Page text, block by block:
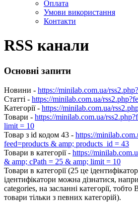
Оплата
Умови використання
Контакти
RSS канали
Основні запити
Новини - https://minilab.com.ua/
Статті - https://minilab.com.ua/
Категорії - https://minilab.com.ua/
Товари - https://minilab.com.ua/
limit = 10
Товар з id кодом 43 - https://
feed=products & amp; products_id = 43
Товари в категорії - https://
& amp; cPath = 25 & amp; limit = 10
Товари в категорії (25 це ідентифікатор
ідентифікатори можна дізнатися,
categories, на засланні категорії,
товари тільки з певних категорій).